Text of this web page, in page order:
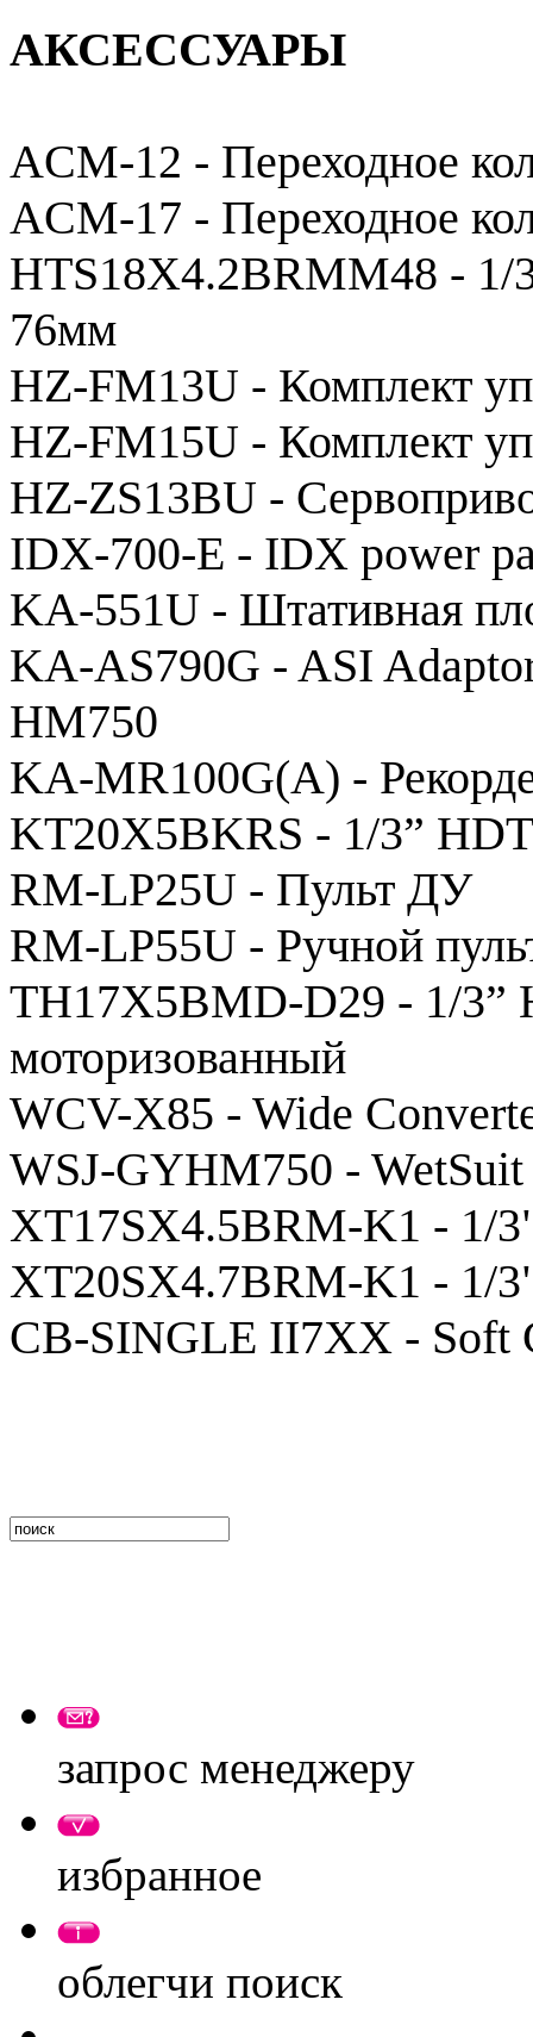
АКСЕССУАРЫ
ACM-12 - Переходное
ACM-17 - Переходное
HTS18X4.2BRMM48 - 1/
76мм
HZ-FM13U - Комплект
HZ-FM15U - Комплект
HZ-ZS13BU -
IDX-700-E - IDX power
KA-551U - Штативная
KA-AS790G - ASI
HM750
KA-MR100G(A) -
KT20X5BKRS - 1/3”
RM-LP25U - Пульт ДУ
RM-LP55U - Ручной
TH17X5BMD-D29 - 1/3”
моторизованный
WCV-X85 - Wide
WSJ-GYHM750 -
XT17SX4.5BRM-K1 - 1/
XT20SX4.7BRM-K1 - 1/
CB-SINGLE II7XX - Soft
запрос менеджеру
избранное
облегчи поиск